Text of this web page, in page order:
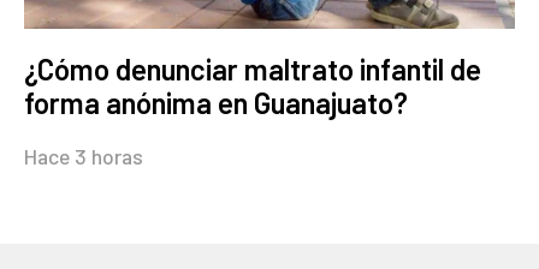
¿Cómo denunciar maltrato infantil de
forma anónima en Guanajuato?
Hace 3 horas